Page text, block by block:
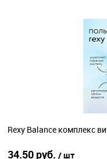
Rexy Balance комплекс
34.50 руб. / шт